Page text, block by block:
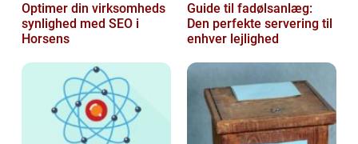
Optimer din virksomheds
synlighed med SEO i
Horsens
Guide til fadølsanlæg:
Den perfekte servering til
enhver lejlighed